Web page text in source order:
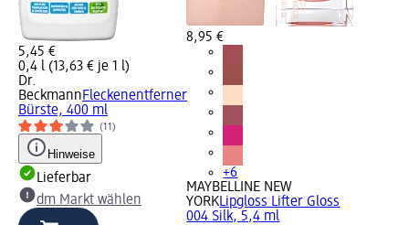
5,45 €
0,4 l (13,63 € je 1 l)
Dr.
BeckmannFleckenentferner
Bürste, 400 ml
(11)
Hinweise
Lieferbar
dm Markt wählen
8,95 €
+6
MAYBELLINE NEW
YORKLipgloss Lifter Gloss
004 Silk, 5,4 ml